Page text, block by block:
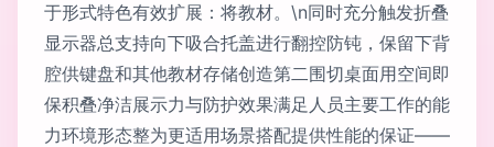
于形式特色有效扩展：将教材。\n同时充分触发折叠
显示器总支持向下吸合托盖进行翻控防钝，保留下背
腔供键盘和其他教材存储创造第二围切桌面用空间即
保积叠净洁展示力与防护效果满足人员主要工作的能
力环境形态整为更适用场景搭配提供性能的保证——